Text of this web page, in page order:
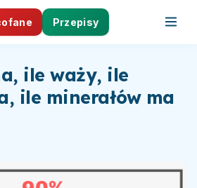
Przepisy
ile waży, ile
ile minerałów ma